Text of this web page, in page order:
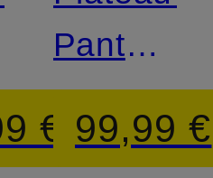
€ 99,99 €